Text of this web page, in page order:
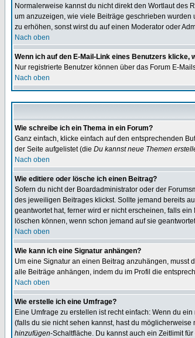
Normalerweise kannst du nicht direkt den Wortlaut des
um anzuzeigen, wie viele Beiträge geschrieben
zu erhöhen, sonst wirst du auf einen Moderator oder
Nach oben
Wenn ich auf den E-Mail-Link eines Benutzers klicke,
Nur registrierte Benutzer können über das Forum E-
Nach oben
Wie schreibe ich ein Thema in ein Forum?
Ganz einfach, klicke einfach auf den entsprechenden
der Seite aufgelistet (die Du kannst neue Themen
Nach oben
Wie editiere oder lösche ich einen Beitrag?
Sofern du nicht der Boardadministrator oder der
des jeweiligen Beitrages klickst. Sollte jemand bereits
geantwortet hat, ferner wird er nicht erscheinen, falls
löschen können, wenn schon jemand auf sie
Nach oben
Wie kann ich eine Signatur anhängen?
Um eine Signatur an einen Beitrag anzuhängen, musst
alle Beiträge anhängen, indem du im Profil die
Nach oben
Wie erstelle ich eine Umfrage?
Eine Umfrage zu erstellen ist recht einfach: Wenn du
(falls du sie nicht sehen kannst, hast du
hinzufügen-Schaltfläche. Du kannst auch ein Zeitlimit